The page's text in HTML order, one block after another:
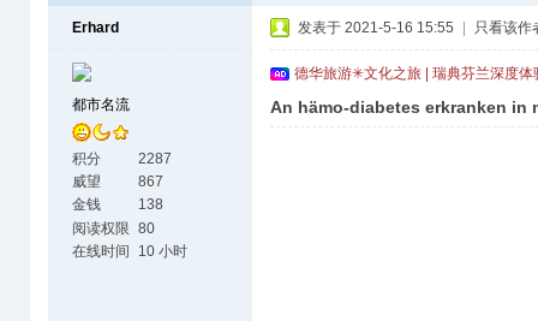
Erhard
都市名流
积分
2287
威望
867
金钱
138
阅读权限 80
在线时间
10 小时
发表于 2021-5-16 15:55 只看该作
德华旅游✳文化之旅 | 瑞典芬兰深度
An hämo-diabetes erkranken in